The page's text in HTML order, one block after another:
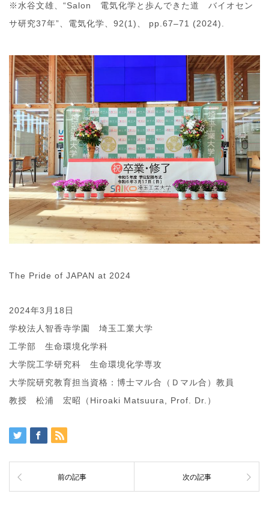
※水谷文雄、“Salon 電気化学と歩んできた道 バイオセン
サ研究37年”、電気化学、92(1)、 pp.67–71 (2024).
The Pride of JAPAN at 2024
2024年3月18日
学校法人智香寺学園 埼玉工業大学
工学部 生命環境化学科
大学院工学研究科 生命環境化学専攻
大学院研究教育担当資格：博士マル合（Ｄマル合）教員
教授 松浦 宏昭（Hiroaki Matsuura, Prof. Dr.）
前の記事 次の記事